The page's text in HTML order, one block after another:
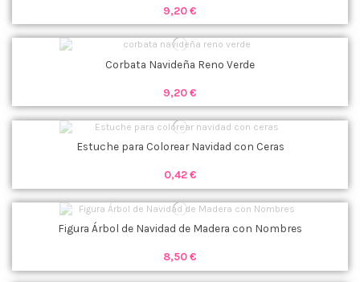
9,20 €
Corbata Navideña Reno Verde
9,20 €
Estuche para Colorear Navidad con Ceras
0,42 €
Figura Árbol de Navidad de Madera con Nombres
8,50 €